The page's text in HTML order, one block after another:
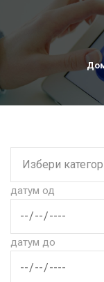
датум од
датум до